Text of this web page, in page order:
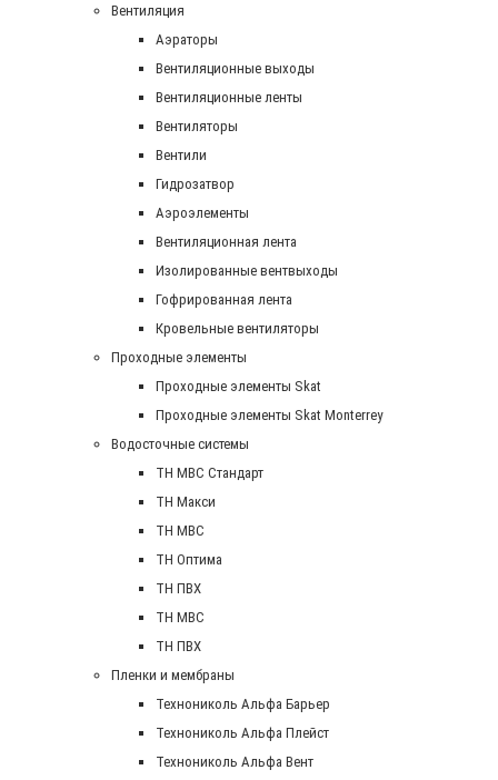
Вентиляция
Аэраторы
Вентиляционные выходы
Вентиляционные ленты
Вентиляторы
Вентили
Гидрозатвор
Аэроэлементы
Вентиляционная лента
Изолированные вентвыходы
Гофрированная лента
Кровельные вентиляторы
Проходные элементы
Проходные элементы Skat
Проходные элементы Skat Monterrey
Водосточные системы
TH MBC Стандарт
TH Макси
TH МВС
TH Оптима
TH ПВХ
ТН МВС
ТН ПВХ
Пленки и мембраны
Технониколь Альфа Барьер
Технониколь Альфа Плейст
Технониколь Альфа Вент